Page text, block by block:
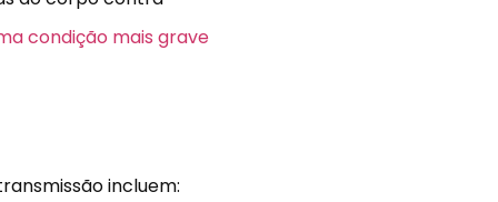
condição mais grave
incluem: